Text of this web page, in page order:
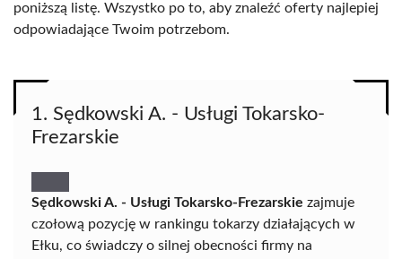
poniższą listę. Wszystko po to, aby znaleźć oferty najlepiej
odpowiadające Twoim potrzebom.
1. Sędkowski A. - Usługi Tokarsko-
Frezarskie
Sędkowski A. - Usługi Tokarsko-Frezarskie zajmuje
czołową pozycję w rankingu tokarzy działających w
Ełku, co świadczy o silnej obecności firmy na